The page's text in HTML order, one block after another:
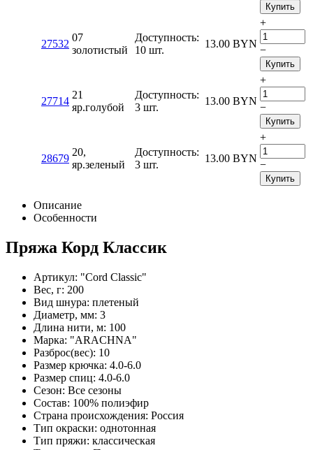
Купить
27532
07
золотистый
Доступность:
10 шт.
13.00 BYN
+
−
Купить
27714
21
яр.голубой
Доступность:
3 шт.
13.00 BYN
+
−
Купить
28679
20,
яр.зеленый
Доступность:
3 шт.
13.00 BYN
+
−
Купить
Описание
Особенности
Пряжа Корд Классик
Артикул: "Cord Classic"
Вес, г: 200
Вид шнура: плетеный
Диаметр, мм: 3
Длина нити, м: 100
Марка: "ARACHNA"
Разброс(вес): 10
Размер крючка: 4.0-6.0
Размер спиц: 4.0-6.0
Сезон: Все сезоны
Состав: 100% полиэфир
Страна происхождения: Россия
Тип окраски: однотонная
Тип пряжи: классическая